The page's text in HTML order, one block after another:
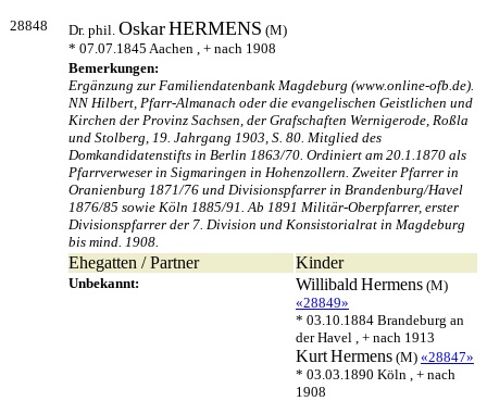
28848 Dr. phil. OskarHERMENS (M)
* 07.07.1845 Aachen , + nach 1908
Bemerkungen:
Ergänzung zur Familiendatenbank Magdeburg (www.online-ofb.de).
NN Hilbert, Pfarr-Almanach oder die evangelischen Geistlichen und
Kirchen der Provinz Sachsen, der Grafschaften Wernigerode, Roßla
und Stolberg, 19. Jahrgang 1903, S. 80. Mitglied des
Domkandidatenstifts in Berlin 1863/70. Ordiniert am 20.1.1870 als
Pfarrverweser in Sigmaringen in Hohenzollern. Zweiter Pfarrer in
Oranienburg 1871/76 und Divisionspfarrer in Brandenburg/Havel
1876/85 sowie Köln 1885/91. Ab 1891 Militär-Oberpfarrer, erster
Divisionspfarrer der 7. Division und Konsistorialrat in Magdeburg
bis mind. 1908.
Ehegatten / Partner Kinder
Unbekannt: Willibald Hermens (M)
«28849»
* 03.10.1884 Brandeburg an
der Havel , + nach 1913
KurtHermens (M) «28847»
* 03.03.1890 Köln , + nach
1908